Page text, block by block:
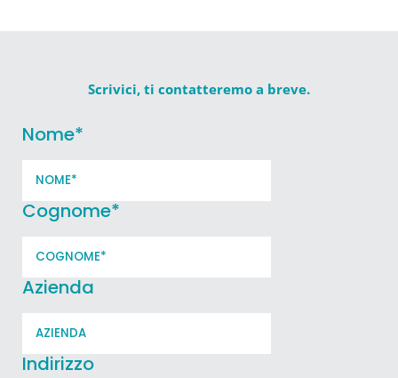
Scrivici, ti contatteremo a breve.
Nome*
Cognome*
Azienda
Indirizzo